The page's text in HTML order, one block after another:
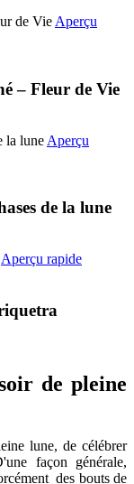
Aperçu
– Fleur de Vie
Aperçu
de la lune
Aperçu rapide
de pleine
lune, de célébrer
façon générale,
des bouts de